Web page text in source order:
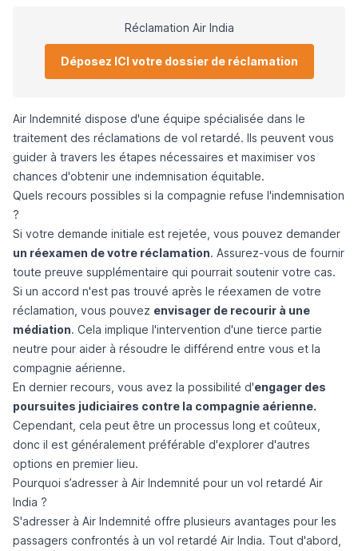
Réclamation Air India
Déposez ICI votre dossier de réclamation
Air Indemnité dispose d'une équipe spécialisée dans le
traitement des réclamations de vol retardé. Ils peuvent vous
guider à travers les étapes nécessaires et maximiser vos
chances d'obtenir une indemnisation équitable.
Quels recours possibles si la compagnie refuse l'indemnisation
?
Si votre demande initiale est rejetée, vous pouvez demander
un réexamen de votre réclamation. Assurez-vous de fournir
toute preuve supplémentaire qui pourrait soutenir votre cas.
Si un accord n'est pas trouvé après le réexamen de votre
réclamation, vous pouvez envisager de recourir à une
médiation. Cela implique l'intervention d'une tierce partie
neutre pour aider à résoudre le différend entre vous et la
compagnie aérienne.
En dernier recours, vous avez la possibilité d'engager des
poursuites judiciaires contre la compagnie aérienne.
Cependant, cela peut être un processus long et coûteux,
donc il est généralement préférable d'explorer d'autres
options en premier lieu.
Pourquoi s’adresser à Air Indemnité pour un vol retardé Air
India ?
S'adresser à Air Indemnité offre plusieurs avantages pour les
passagers confrontés à un vol retardé Air India. Tout d'abord,